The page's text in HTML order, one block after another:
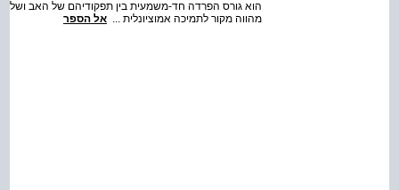
הוא גורס הפרדה חד-משמעית בין תפקודיהם של האב ושל
מהווה מקור לתמיכה אמוציונלית ... אל הספר